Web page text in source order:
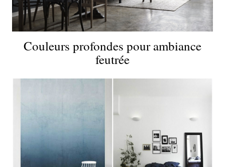
Couleurs profondes pour ambiance
feutrée